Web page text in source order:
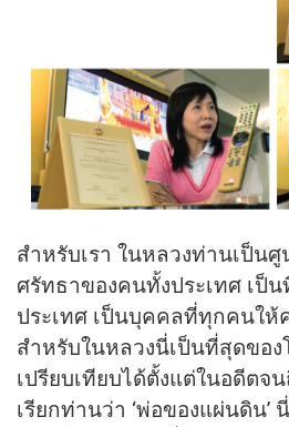
สำหรับเรา ในหลวงท่านเป็น
ศรัทธาของคนทั้งประเทศ เป็
ประเทศ เป็นบุคคลที่ทุกคนให้
สำหรับในหลวงนี่เป็นที่สุดขอ
เปรียบเทียบได้ตั้งแต่ในอดีต
เรียกท่านว่า ‘พ่อของแผ่นดิน’